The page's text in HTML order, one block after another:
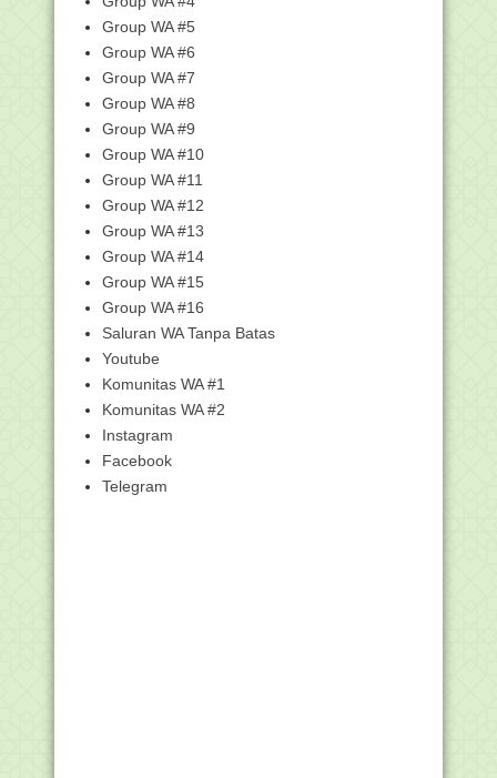
Pengukuhan PPG, Rektor IAIN Salatiga
Minta Guru Te...
Daftar Tunggu Haji Pringsewu Sampai
22 Tahun, Keme...
Daftar Linieritas Kualifikasi S-1/D-IV
PPG dalam J...
Permendikbud No.16 Tahun 2019
tentang Penataan Lin...
Begini Aturan Tarif Sertifikasi Halal bagi
UMK, Ad...
Rerata Nasional Kelulusan PPG Daljab
Kementerian A...
Cara Update Data Anggota PGRI
Secara Online
Proses Pendataaan untuk Penghargaan
Unduh Buku Juknis Pengisian DRH
PPPK Guru pada Aku...
Unduh SKB 4 Menteri tentang Panduan
Penyelenggaraa...
Potret Pendidikan Toleransi di Sekolah,
Group WA #5
Group WA #6
Group WA #7
Group WA #8
Group WA #9
Group WA #10
Group WA #11
Group WA #12
Group WA #13
Group WA #14
Group WA #15
Group WA #16
Saluran WA Tanpa Batas
Youtube
Komunitas WA #1
Komunitas WA #2
Instagram
Facebook
Telegram